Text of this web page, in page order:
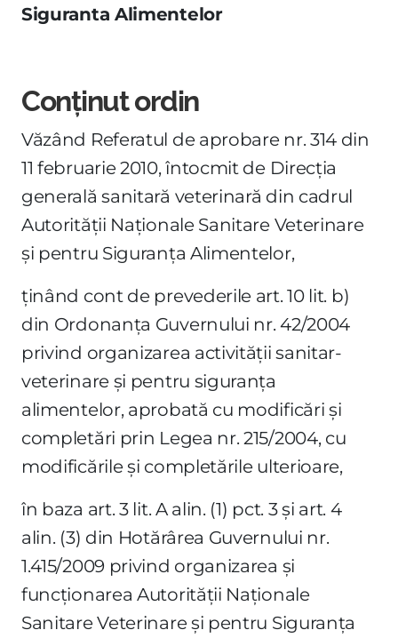
Siguranta Alimentelor
Conținut ordin
Văzând Referatul de aprobare nr. 314 din
11 februarie 2010, întocmit de Direcţia
generală sanitară veterinară din cadrul
Autorităţii Naţionale Sanitare Veterinare
şi pentru Siguranţa Alimentelor,
ţinând cont de prevederile art. 10 lit. b)
din Ordonanţa Guvernului nr. 42/2004
privind organizarea activităţii sanitar-
veterinare şi pentru siguranţa
alimentelor, aprobată cu modificări şi
completări prin Legea nr. 215/2004, cu
modificările şi completările ulterioare,
în baza art. 3 lit. A alin. (1) pct. 3 şi art. 4
alin. (3) din Hotărârea Guvernului nr.
1.415/2009 privind organizarea şi
funcţionarea Autorităţii Naţionale
Sanitare Veterinare şi pentru Siguranţa